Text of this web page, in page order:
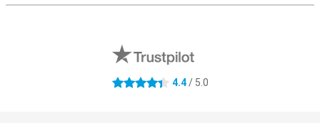
4.4 stars 4.4/ 5.0